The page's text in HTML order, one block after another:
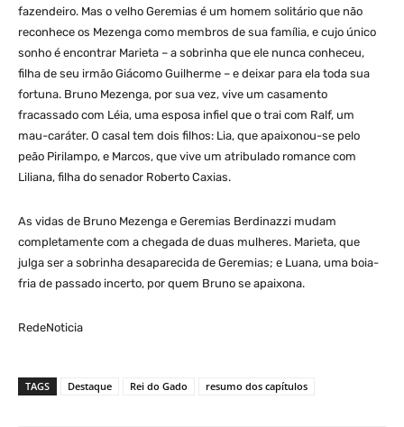
fazendeiro. Mas o velho Geremias é um homem solitário que não
reconhece os Mezenga como membros de sua família, e cujo único
sonho é encontrar Marieta – a sobrinha que ele nunca conheceu,
filha de seu irmão Giácomo Guilherme – e deixar para ela toda sua
fortuna. Bruno Mezenga, por sua vez, vive um casamento
fracassado com Léia, uma esposa infiel que o trai com Ralf, um
mau-caráter. O casal tem dois filhos: Lia, que apaixonou-se pelo
peão Pirilampo, e Marcos, que vive um atribulado romance com
Liliana, filha do senador Roberto Caxias.
As vidas de Bruno Mezenga e Geremias Berdinazzi mudam
completamente com a chegada de duas mulheres. Marieta, que
julga ser a sobrinha desaparecida de Geremias; e Luana, uma boia-
fria de passado incerto, por quem Bruno se apaixona.
RedeNoticia
TAGS Destaque Rei do Gado resumo dos capítulos